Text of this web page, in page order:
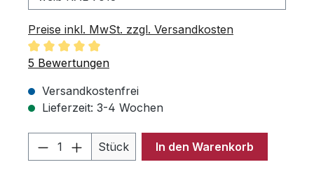
Preise inkl. MwSt. zzgl. Versandkosten
Durchschnittliche Bewertung von 5 von 5 Sternen
5 Bewertungen
Versandkostenfrei
Lieferzeit: 3-4 Wochen
Produkt Anzahl: Gib den
Stück In den Warenkorb